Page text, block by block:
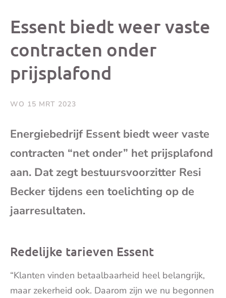
Essent biedt weer vaste
contracten onder
prijsplafond
WO 15 MRT 2023
Energiebedrijf Essent biedt weer vaste
contracten “net onder” het prijsplafond
aan. Dat zegt bestuursvoorzitter Resi
Becker tijdens een toelichting op de
jaarresultaten.
Redelijke tarieven Essent
“Klanten vinden betaalbaarheid heel belangrijk,
maar zekerheid ook. Daarom zijn we nu begonnen